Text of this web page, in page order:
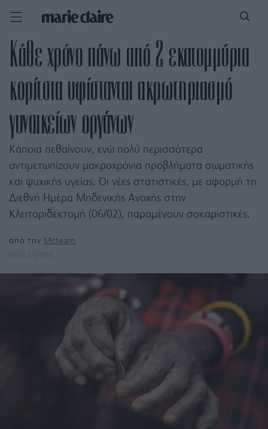
Κάθε χρόνο πάνω από 2 εκατομμύρια
κορίτσια υφίστανται ακρωτηριασμό
γυναικείων οργάνων
Κάποια πεθαίνουν, ενώ πολύ περισσότερα
αντιμετωπίζουν μακροχρόνια προβλήματα σωματικής
και ψυχικής υγείας. Οι νέες στατιστικές, με αφορμή τη
Διεθνή Ημέρα Μηδενικής Ανοχής στην
Κλειτοριδεκτομή (06/02), παραμένουν σοκαριστικές.
από την Mcteam